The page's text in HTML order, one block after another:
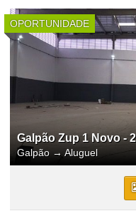
OPORTUNIDADE
Galpão Zup 1 Novo -
Galpão → Aluguel